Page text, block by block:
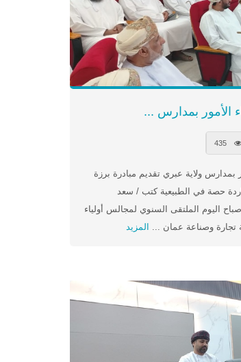
الأمور بمدارس ...
ولاية عبري تقديم مبادرة برزة
حصة في الطبيعية كتب / سعد
اليوم الملتقى السنوي لمجالس أولياء
تجارة وصناعة عمان ... المزيد